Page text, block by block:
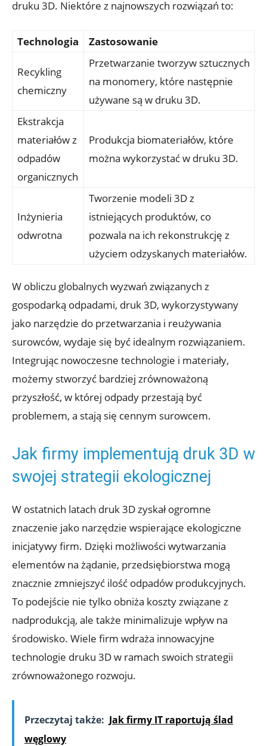
druku 3D. Niektóre z najnowszych rozwiązań to:
Technologia Zastosowanie
Recykling
chemiczny
Przetwarzanie tworzyw sztucznych
na monomery, które następnie
używane są w druku 3D.
Ekstrakcja
materiałów z
odpadów
organicznych
Produkcja biomateriałów, które
można wykorzystać w druku 3D.
Inżynieria
odwrotna
Tworzenie modeli 3D z
istniejących produktów, co
pozwala na ich rekonstrukcję z
użyciem odzyskanych materiałów.
W obliczu globalnych wyzwań związanych z
gospodarką odpadami, druk 3D, wykorzystywany
jako narzędzie do przetwarzania i reużywania
surowców, wydaje się być idealnym rozwiązaniem.
Integrując nowoczesne technologie i materiały,
możemy stworzyć bardziej zrównoważoną
przyszłość, w której odpady przestają być
problemem, a stają się cennym surowcem.
Jak firmy implementują druk 3D w
swojej strategii ekologicznej
W ostatnich latach druk 3D zyskał ogromne
znaczenie jako narzędzie wspierające ekologiczne
inicjatywy firm. Dzięki możliwości wytwarzania
elementów na żądanie, przedsiębiorstwa mogą
znacznie zmniejszyć ilość odpadów produkcyjnych.
To podejście nie tylko obniża koszty związane z
nadprodukcją, ale także minimalizuje wpływ na
środowisko. Wiele firm wdraża innowacyjne
technologie druku 3D w ramach swoich strategii
zrównoważonego rozwoju.
Przeczytaj także: Jak firmy IT raportują ślad
węglowy